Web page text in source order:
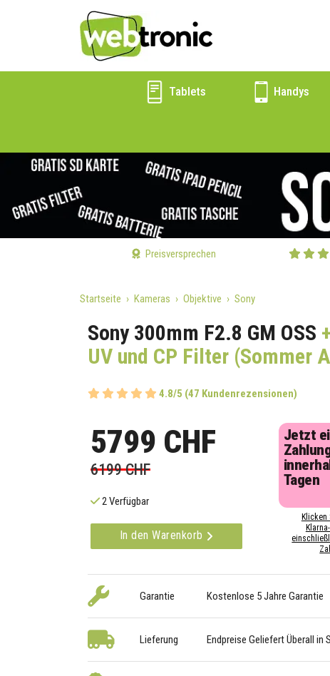
Tablets Handys
Preisversprechen
Startseite Kameras Objektive Sony
Sony 300mm F2.8 GM OSS
UV und CP Filter (Sommer
4.8/5 (47 Kundenrezensionen)
5799 CHF
6199 CHF
2 Verfügbar
In den Warenkorb
Jetzt
Tagen
Klicken
Garantie Kostenlose 5 Jahre Garantie
Lieferung Endpreise Geliefert Überall in